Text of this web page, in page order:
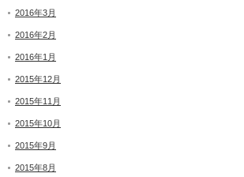
2016年3月
2016年2月
2016年1月
2015年12月
2015年11月
2015年10月
2015年9月
2015年8月